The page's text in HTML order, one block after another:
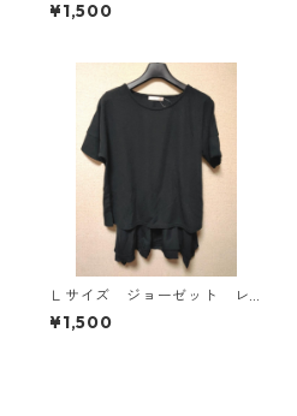
ニティ ベージュ ◆KIY-1303
¥1,500
Ｌサイズ ジョーゼット レ
イヤード風プルオーバー ブ
ラック KAE-4792
¥1,500